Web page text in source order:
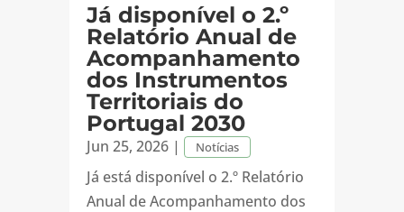
Já disponível o 2.º
Relatório Anual de
Acompanhamento
dos Instrumentos
Territoriais do
Portugal 2030
Jun 25, 2026| Notícias
Já está disponível o 2.º Relatório
Anual de Acompanhamento dos